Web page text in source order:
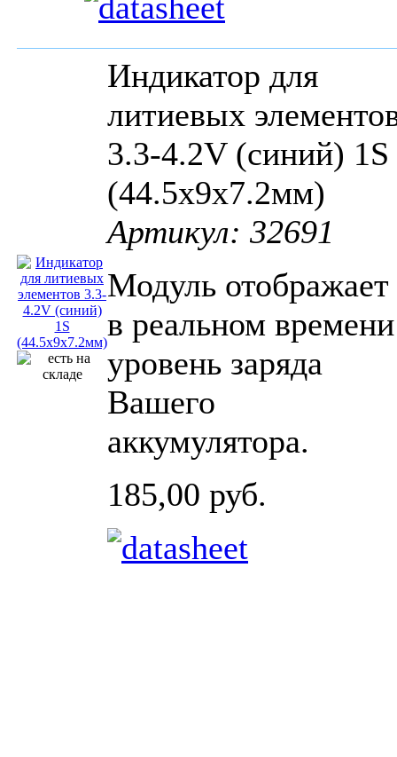
Индикатор для
литиевых
3.3-4.2V (синий) 1S
(44.5x9x7.2мм)
Артикул: 32691
Модуль отображает
в реальном времени
уровень заряда
Вашего
аккумулятора.
185,00 руб.